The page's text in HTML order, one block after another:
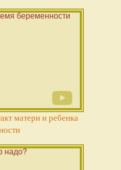
матери и ребенка